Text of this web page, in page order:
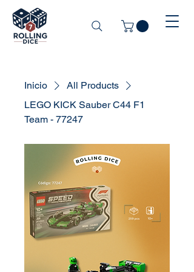
Inicio
All Products
LEGO KICK Sauber C44 F1
Team - 77247